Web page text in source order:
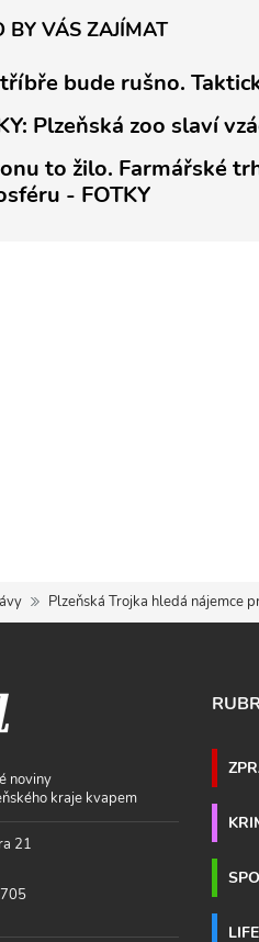
BY VÁS ZAJÍMAT
bude rušno.
Plzeňská zoo slaví
to žilo. Farmářské
- FOTKY
Plzeňská Trojka hledá nájemce
noviny
kraje kvapem
21